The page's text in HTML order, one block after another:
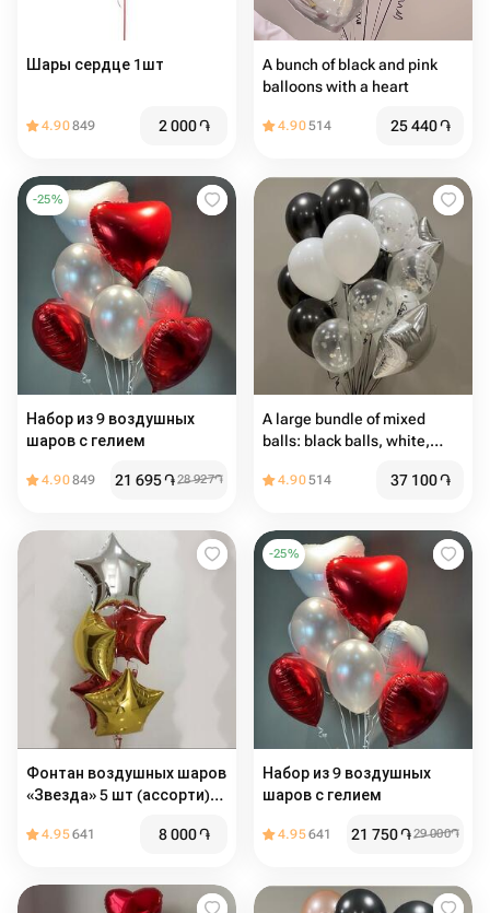
Шары сердце 1шт
4.90849 2 000֏
A bunch of black and pink
balloons with a heart
4.90514 25 440֏
-25%
Набор из 9 воздушных
шаров с гелием
4.90849 21 695֏28 927֏
A large bundle of mixed
balls: black balls, white,
4.90514 37 100֏
Фонтан воздушных шаров
«Звезда» 5 шт (ассорти)
4.95641 8 000֏
-25%
Набор из 9 воздушных
шаров с гелием
4.95641 21 750֏29 000֏